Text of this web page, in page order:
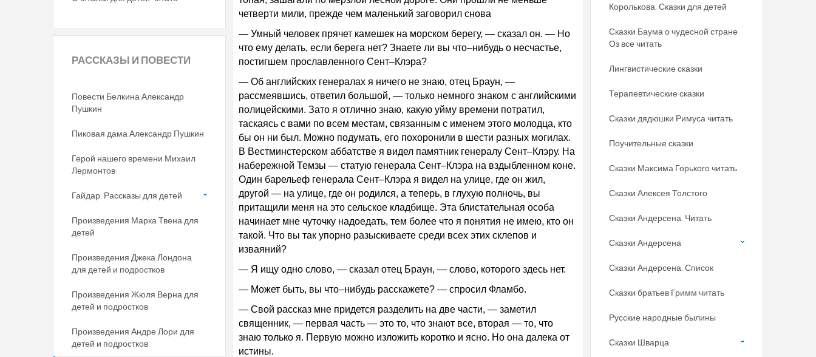
четверти мили, прежде чем маленький заговорил снова
— Умный человек прячет камешек на морском берегу, — сказал он. — Но
что ему делать, если берега нет? Знаете ли вы что–нибудь о несчастье,
постигшем прославленного Сент–Клэра?
— Об английских генералах я ничего не знаю, отец Браун, —
рассмеявшись, ответил большой, — только немного знаком с английскими
полицейскими. Зато я отлично знаю, какую уйму времени потратил,
таскаясь с вами по всем местам, связанным с именем этого молодца, кто
бы он ни был. Можно подумать, его похоронили в шести разных могилах.
В Вестминстерском аббатстве я видел памятник генералу Сент–Клэру. На
набережной Темзы — статую генерала Сент–Клэра на вздыбленном коне.
Один барельеф генерала Сент–Клэра я видел на улице, где он жил,
другой — на улице, где он родился, а теперь, в глухую полночь, вы
притащили меня на это сельское кладбище. Эта блистательная особа
начинает мне чуточку надоедать, тем более что я понятия не имею, кто он
такой. Что вы так упорно разыскиваете среди всех этих склепов и
изваяний?
— Я ищу одно слово, — сказал отец Браун, — слово, которого здесь нет.
— Может быть, вы что–нибудь расскажете? — спросил Фламбо.
— Свой рассказ мне придется разделить на две части, — заметил
священник, — первая часть — это то, что знают все, вторая — то, что
знаю только я. Первую можно изложить коротко и ясно. Но она далека от
истины.
РАССКАЗЫ И ПОВЕСТИ
Повести Белкина Александр
Пушкин
Пиковая дама Александр Пушкин
Герой нашего времени Михаил
Лермонтов
Гайдар. Рассказы для детей
Произведения Марка Твена для
детей
Произведения Джека Лондона
для детей и подростков
Произведения Жюля Верна для
детей и подростков
Произведения Андре Лори для
детей и подростков
Королькова. Сказки для детей
Сказки Баума о чудесной стране
Оз все читать
Лингвистические сказки
Терапевтические сказки
Сказки дядюшки Римуса читать
Поучительные сказки
Сказки Максима Горького читать
Сказки Алексея Толстого
Сказки Андерсена. Читать
Сказки Андерсена
Сказки Андерсена. Список
Сказки братьев Гримм читать
Русские народные былины
Сказки Шварца